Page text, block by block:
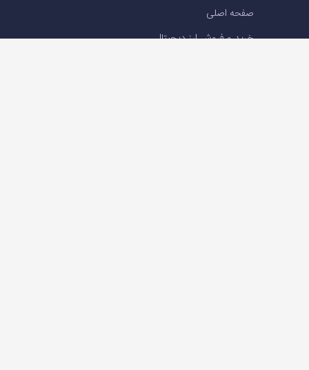
صفحه اصلی
خرید و فروش ارز دیجیتال